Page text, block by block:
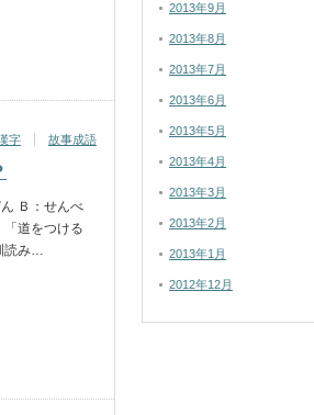
字 故事成語
Ｂ：せんべ
道をつける
読み…
2013年9月
2013年8月
2013年7月
2013年6月
2013年5月
2013年4月
2013年3月
2013年2月
2013年1月
2012年12月